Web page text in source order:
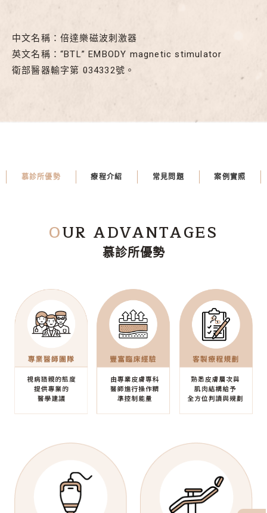
中文名稱：倍達樂磁波刺激器
英文名稱：“BTL” EMBODY magnetic stimulator
衛部醫器輸字第 034332號。
慕診所優勢 療程介紹 常見問題 案例實照
OUR ADVANTAGES
慕診所優勢